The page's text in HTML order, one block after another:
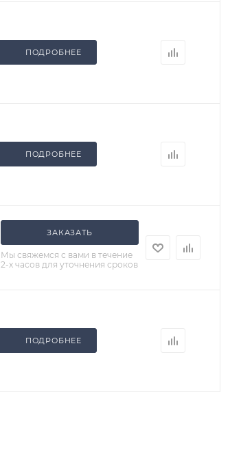
ПОДРОБНЕЕ
ПОДРОБНЕЕ
ЗАКАЗАТЬ
Мы свяжемся с вами в течение
2-х часов для уточнения сроков
ПОДРОБНЕЕ